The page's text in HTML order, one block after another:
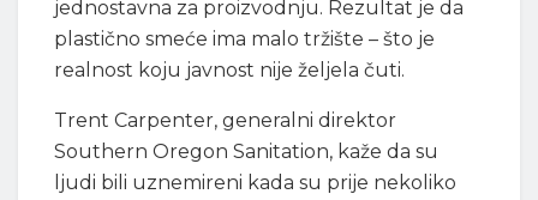
jednostavna za proizvodnju. Rezultat je da
plastično smeće ima malo tržište – što je
realnost koju javnost nije željela čuti.
Trent Carpenter, generalni direktor
Southern Oregon Sanitation, kaže da su
ljudi bili uznemireni kada su prije nekoliko